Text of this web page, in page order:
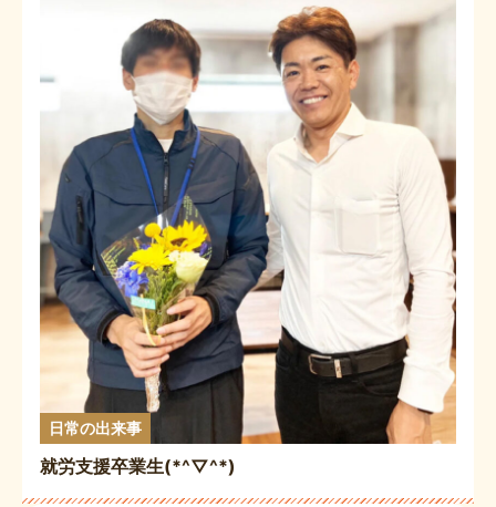
日常の出来事
就労支援卒業生(*^▽^*)